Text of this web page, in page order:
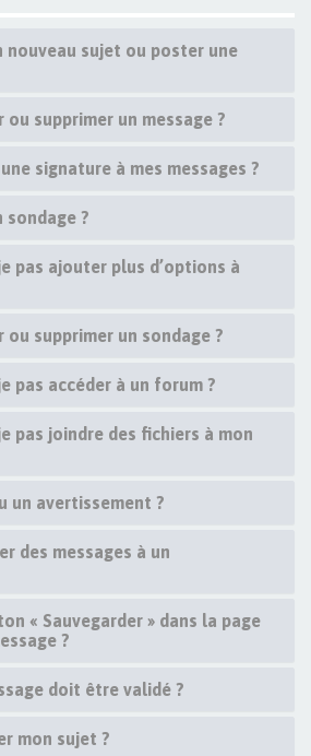
nouveau sujet ou poster une
supprimer un message ?
signature à mes messages ?
sondage ?
pas ajouter plus d’options à
ou supprimer un sondage ?
pas accéder à un forum ?
pas joindre des fichiers à mon
un avertissement ?
des messages à un
« Sauvegarder » dans la page
?
doit être validé ?
mon sujet ?